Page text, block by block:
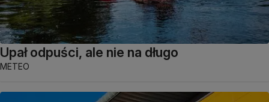
Upał odpuści, ale nie na długo
METEO